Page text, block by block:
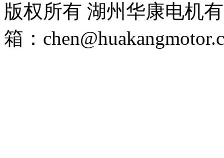
版权所有 湖州华康电机
箱：